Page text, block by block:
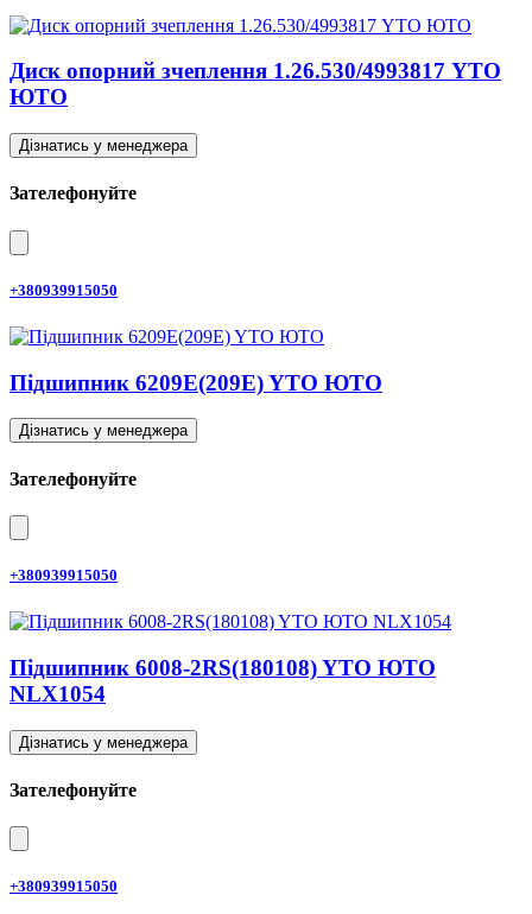
Диск опорний зчеплення 1.26.530/4993817 YTO
ЮТО
Дізнатись у менеджера
Зателефонуйте
+380939915050
Підшипник 6209E(209E) YTO ЮТО
Дізнатись у менеджера
Зателефонуйте
+380939915050
Підшипник 6008-2RS(180108) YTO ЮТО
NLX1054
Дізнатись у менеджера
Зателефонуйте
+380939915050